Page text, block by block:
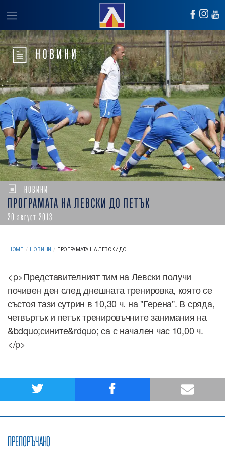
НОВИНИ
НОВИНИ
ПРОГРАМАТА НА ЛЕВСКИ ДО ПЕТЪК
20 август 2013
HOME / НОВИНИ / ПРОГРАМАТА НА ЛЕВСКИ ДО...
<p>Представителният тим на Левски получи
почивен ден след днешната тренировка, която се
състоя тази сутрин в 10,30 ч. на "Герена". В сряда,
четвъртък и петък тренировъчните занимания на
&bdquo;сините&rdquo; са с начален час 10,00 ч.
</p>
ПРЕПОРЪЧАНО